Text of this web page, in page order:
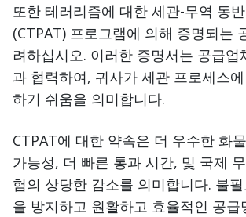
또한 테러리즘에 대한 세관-무역 동
(CTPAT) 프로그램에 의해 증명되는
려하십시오. 이러한 증명서는 공급업
과 협력하여, 귀사가 세관 프로세스
하기 쉬움을 의미합니다.
CTPAT에 대한 약속은 더 우수한 화
가능성, 더 빠른 통과 시간, 및 국제
험의 상당한 감소를 의미합니다. 불
을 방지하고 원활하고 효율적인 공급